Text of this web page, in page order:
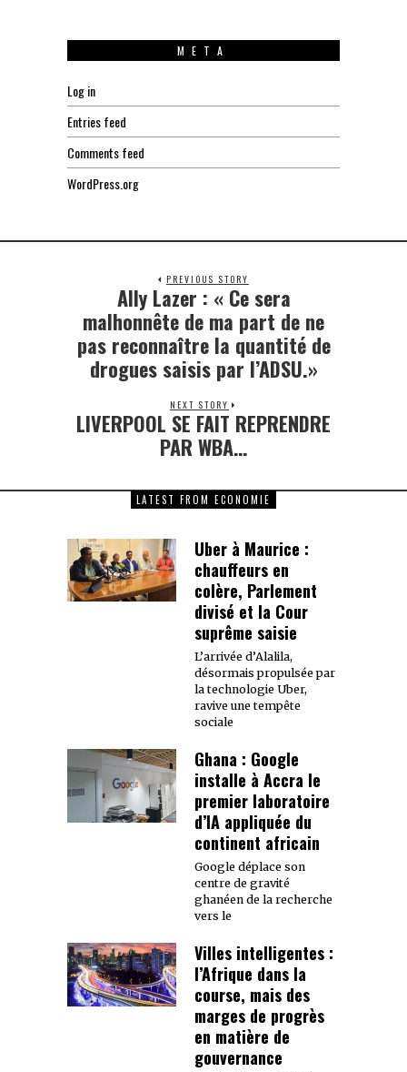
META
Log in
Entries feed
Comments feed
WordPress.org
PREVIOUS STORY
Previous
Ally Lazer : « Ce sera
malhonnête de ma part de ne
pas reconnaître la quantité de
drogues saisis par l’ADSU.»
NEXT STORY
Next
post:
LIVERPOOL SE FAIT REPRENDRE
PAR WBA…
LATEST FROM ECONOMIE
Uber à Maurice :
chauffeurs en
colère, Parlement
divisé et la Cour
suprême saisie
L’arrivée d’Alalila,
désormais propulsée par
la technologie Uber,
ravive une tempête
sociale
Ghana : Google
installe à Accra le
premier laboratoire
d’IA appliquée du
continent africain
Google déplace son
centre de gravité
ghanéen de la recherche
vers le
Villes intelligentes :
l’Afrique dans la
course, mais des
marges de progrès
en matière de
gouvernance